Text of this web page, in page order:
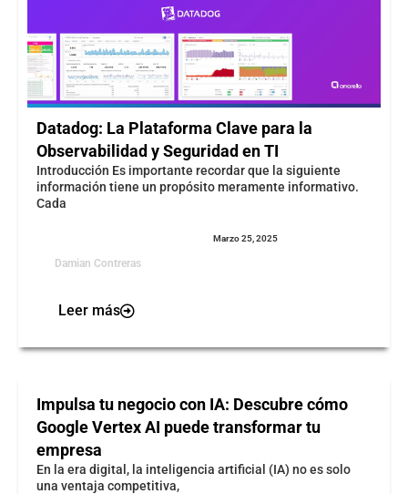
Datadog: La Plataforma Clave para la
Observabilidad y Seguridad en TI
Introducción Es importante recordar que la siguiente
información tiene un propósito meramente informativo.
Cada
Damian Contreras
Marzo 25, 2025
Leer más
Impulsa tu negocio con IA: Descubre cómo
Google Vertex AI puede transformar tu
empresa
En la era digital, la inteligencia artificial (IA) no es solo
una ventaja competitiva,